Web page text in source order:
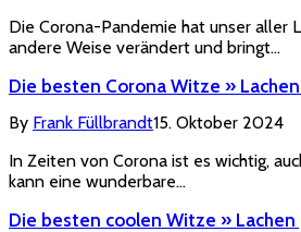
Die Corona-Pandemie hat unser aller
andere Weise verändert und bringt…
Die besten Corona Witze »
By Frank Füllbrandt15. Oktober 2024
In Zeiten von Corona ist es wichtig,
kann eine wunderbare…
Die besten coolen Witze »